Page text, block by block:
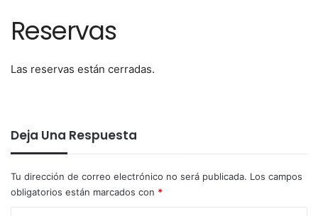
Reservas
Las reservas están cerradas.
Deja Una Respuesta
Tu dirección de correo electrónico no será publicada. Los campos
obligatorios están marcados con *